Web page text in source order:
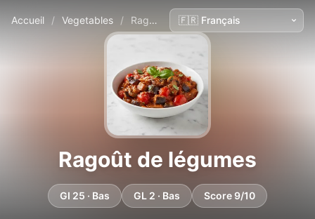
Accueil / Vegetables / Ragoût de légumes
Ragoût de légumes
GI 25 · Bas GL 2 · Bas Score 9/10